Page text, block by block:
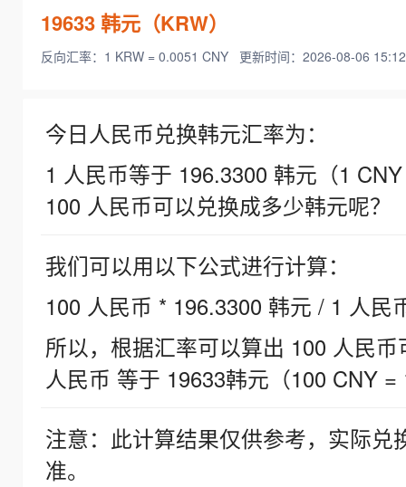
19633韩元（KRW）
反向汇率：1 KRW = 0.0051 CNY 更新时间：2026-08-06
今日人民币兑换韩元汇率为：
1 人民币等于 196.3300 韩元（1
100 人民币可以兑换成多少韩元呢？
我们可以用以下公式进行计算：
100 人民币 * 196.3300 韩元 / 1 人民
所以，根据汇率可以算出 100 人民
人民币 等于 19633韩元（100 CNY =
注意：此计算结果仅供参考，实际
准。